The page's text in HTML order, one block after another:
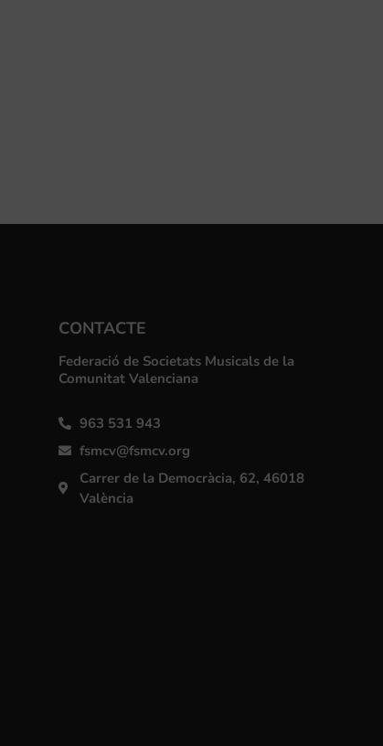
CONTACTE
Federació de Societats Musicals de la
Comunitat Valenciana
963 531 943
fsmcv@fsmcv.org
Carrer de la Democràcia, 62, 46018
València